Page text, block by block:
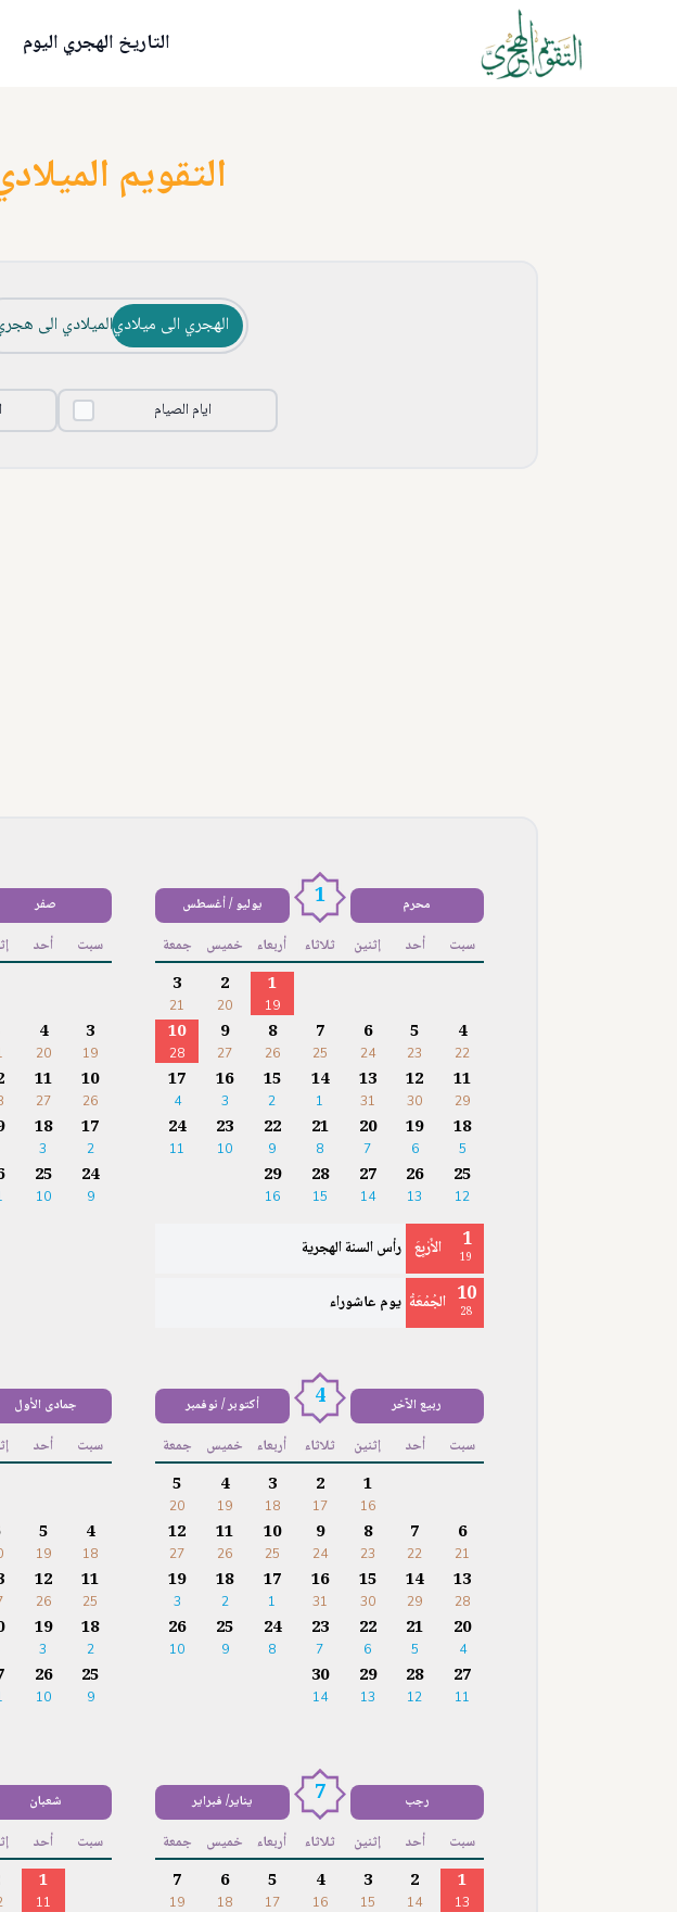
التاريخ الهجري اليوم
التقويم
الميلادي الىالهجري الى ميلادي
ايام الصيام
محرم 1 يوليو / أغسطس
سبت أحد إثنين ثلاثاء أربعاء خميس جمعة
1
19
2
20
3
21
4
22
5
23
6
24
7
25
8
26
9
27
10
28
11
29
12
30
13
31
14
1
15
2
16
3
17
4
18
5
19
6
20
7
21
8
22
9
23
10
24
11
25
12
26
13
27
14
28
15
29
16
1
19 الأَرْبِعَ رأس السنة الهجرية
10
28 الجُمُعَةُ يوم عاشوراء
صفر
سبت أحد
3
19
4
20
10
26
11
27
17
2
18
3
24
9
25
10
ربيع الآخر 4 أكتوبر / نوفمبر
سبت أحد إثنين ثلاثاء أربعاء خميس جمعة
1
16
2
17
3
18
4
19
5
20
6
21
7
22
8
23
9
24
10
25
11
26
12
27
13
28
14
29
15
30
16
31
17
1
18
2
19
3
20
4
21
5
22
6
23
7
24
8
25
9
26
10
27
11
28
12
29
13
30
14
جمادى الأول
سبت أحد
4
18
5
19
11
25
12
26
18
2
19
3
25
9
26
10
رجب 7 يناير/ فبراير
سبت أحد إثنين ثلاثاء أربعاء خميس جمعة
1
13
2
14
3
15
4
16
5
17
6
18
7
19
شعبان
سبت أحد
1
11